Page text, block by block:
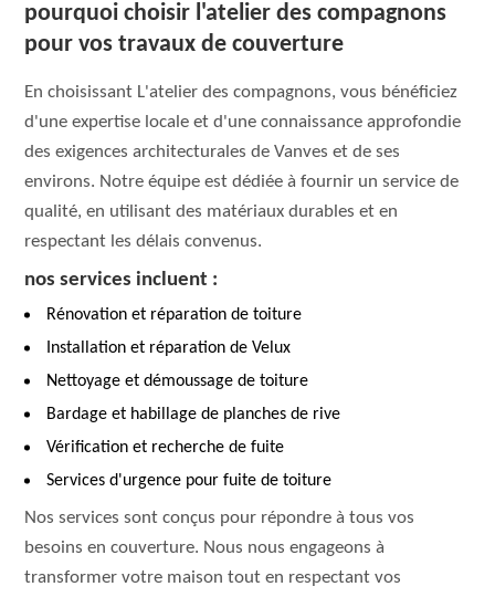
pourquoi choisir l'atelier des compagnons
pour vos travaux de couverture
En choisissant L'atelier des compagnons, vous bénéficiez
d'une expertise locale et d'une connaissance approfondie
des exigences architecturales de Vanves et de ses
environs. Notre équipe est dédiée à fournir un service de
qualité, en utilisant des matériaux durables et en
respectant les délais convenus.
nos services incluent :
Rénovation et réparation de toiture
Installation et réparation de Velux
Nettoyage et démoussage de toiture
Bardage et habillage de planches de rive
Vérification et recherche de fuite
Services d'urgence pour fuite de toiture
Nos services sont conçus pour répondre à tous vos
besoins en couverture. Nous nous engageons à
transformer votre maison tout en respectant vos